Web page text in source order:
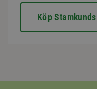
Köp